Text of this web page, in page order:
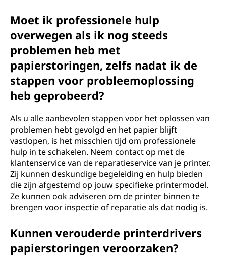
Moet ik professionele hulp
overwegen als ik nog steeds
problemen heb met
papierstoringen, zelfs nadat ik de
stappen voor probleemoplossing
heb geprobeerd?
Als u alle aanbevolen stappen voor het oplossen van
problemen hebt gevolgd en het papier blijft
vastlopen, is het misschien tijd om professionele
hulp in te schakelen. Neem contact op met de
klantenservice van de reparatieservice van je printer.
Zij kunnen deskundige begeleiding en hulp bieden
die zijn afgestemd op jouw specifieke printermodel.
Ze kunnen ook adviseren om de printer binnen te
brengen voor inspectie of reparatie als dat nodig is.
Kunnen verouderde printerdrivers
papierstoringen veroorzaken?